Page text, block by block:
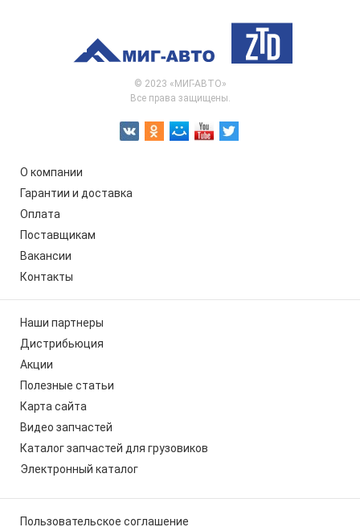
© 2023 «МИГ-АВТО»
Все права защищены.
О компании
Гарантии и доставка
Оплата
Поставщикам
Вакансии
Контакты
Наши партнеры
Дистрибьюция
Акции
Полезные статьи
Карта сайта
Видео запчастей
Каталог запчастей для грузовиков
Электронный каталог
Пользовательское соглашение